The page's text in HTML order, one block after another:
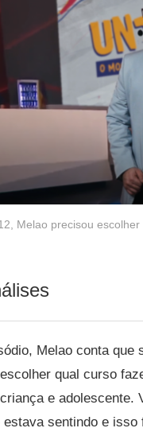
Melao precisou
Melao conta
qual curso
e adolescente.
estava sentindo e